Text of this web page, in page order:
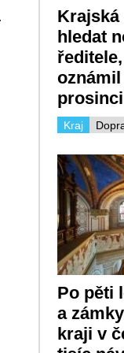
Krajská
hledat
prosinci
Kraj
Po pěti
a
kraji v